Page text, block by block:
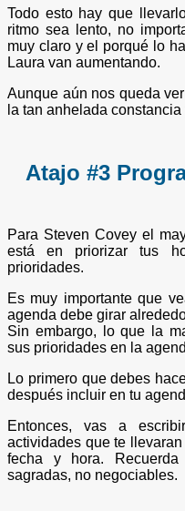
Todo esto hay que
ritmo sea lento, no
muy claro y el porqué lo
Laura van aumentando.
Aunque aún nos queda
la tan anhelada
Atajo #3
Para Steven Covey el
está en priorizar tus
prioridades.
Es muy importante que
agenda debe girar
Sin embargo, lo que la
sus prioridades en la
Lo primero que debes
después incluir en tu
Entonces, vas a
actividades que te
fecha y hora.
sagradas, no negociables.